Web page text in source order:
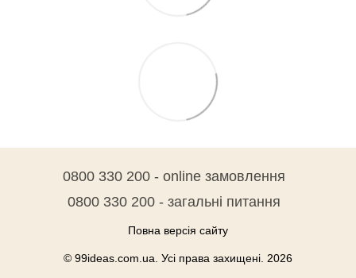
0800 330 200 - online замовлення
0800 330 200 - загальні питання
Повна версія сайту
© 99ideas.com.ua. Усі права захищені. 2026